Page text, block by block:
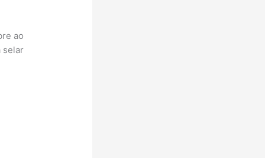
ao
selar